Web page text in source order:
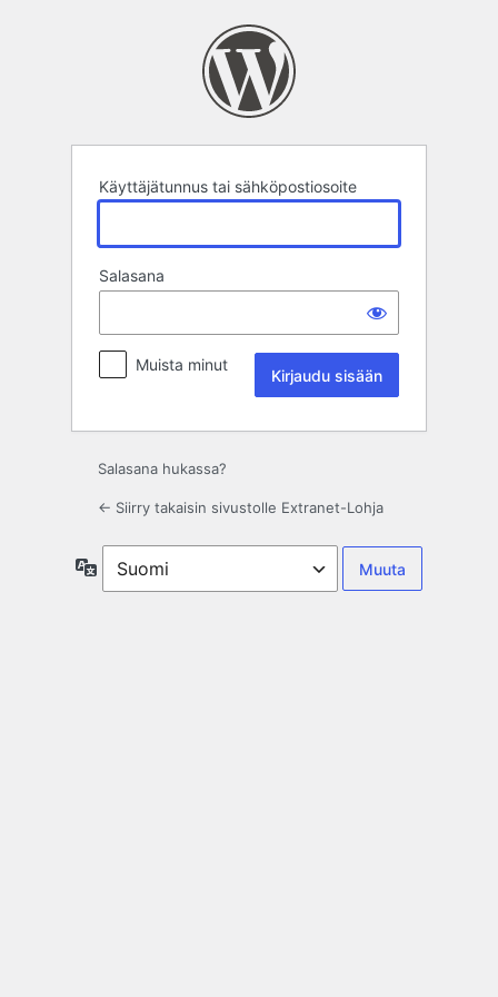
Käyttäjätunnus tai sähköpostiosoite
Salasana
Muista minut
Salasana hukassa?
← Siirry takaisin sivustolle Extranet-Lohja
Kieli